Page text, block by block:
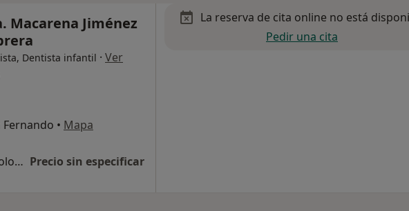
Macarena Jiménez
Dentista infantil · Ver
Fernando • Mapa
Primera visita Odontología Precio sin especificar
La reserva de cita online no está
Pedir una cita